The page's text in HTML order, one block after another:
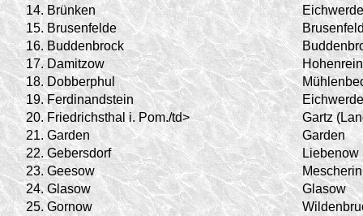
14. Brünken
15. Brusenfelde
16. Buddenbrock
17. Damitzow
18. Dobberphul
19. Ferdinandstein
20. Friedrichsthal i. Pom./td>
Gartz
21. Garden
Garden
22. Gebersdorf
Liebenow
23. Geesow
Mescherin
24. Glasow
Glasow
25. Gornow